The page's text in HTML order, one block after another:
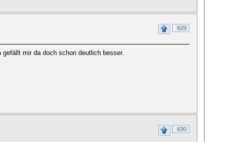
629
mir da doch schon deutlich besser.
630